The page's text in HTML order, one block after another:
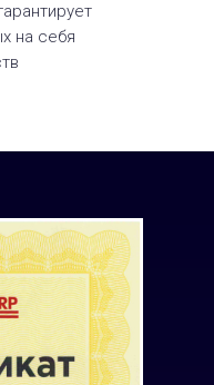
на себя